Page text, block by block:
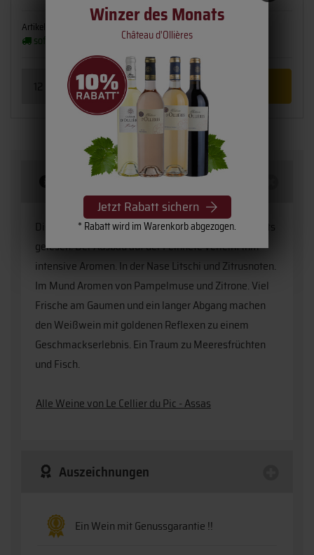
Winzer des Monats
Château d'Ollières
Jetzt Rabatt sichern
* Rabatt wird im Warenkorb abgezogen.
Artikelnummer:
sofort verfügbar (2 - 3 Werktage)
Beschreibung
Die Trauben desSauvignon Rouquet'swerden nachts
gelesen. Der Ausbau auf der Feinhefe verleiht ihm
intensive Aromen. In der Nase Litschi und Zitrusnoten.
Im Mund Aromen von Pampelmuse und Zitrone. Viel
Frische am Gaumen und ein langer Abgang machen
den Weißwein mit goldenen Reflexen zu einem
Geschmackserlebnis. Ein Traum zu Meeresfrüchten
und Fisch.
Alle Weine von Le Cellier du Pic - Assas
Auszeichnungen
Ein Wein mit Genussgarantie !!